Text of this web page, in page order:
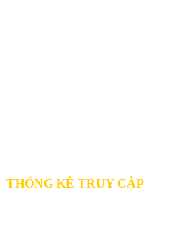
THỐNG KÊ TRUY CẬP